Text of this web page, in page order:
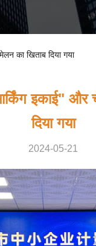
का खिताब दिया गया
इकाई"
दिया गया
2024-05-21